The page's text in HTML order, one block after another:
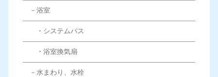
－浴室
・システムバス
・浴室換気扇
－水まわり、水栓